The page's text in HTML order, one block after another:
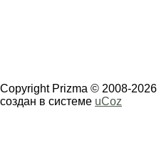
Copyright Prizma © 2008-2026
создан в системе uCoz